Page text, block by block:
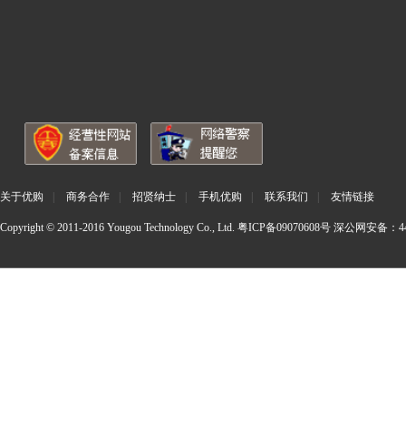
关于优购 商务合作 招贤纳士 手机优购 联系我们 友情链接
Copyright © 2011-2016 Yougou Technology Co., Ltd. 粤ICP备09070608号 深公网安备：